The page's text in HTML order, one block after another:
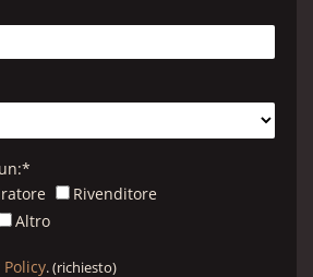
*
Rivenditore
Altro
Policy. (richiesto)